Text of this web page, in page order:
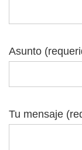
Asunto
Tu mensaje